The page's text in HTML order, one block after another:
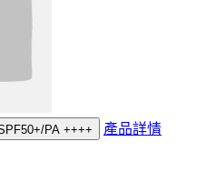
PA ++++ 產品詳情